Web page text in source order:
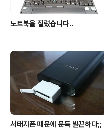
노트북을 질렀습니다..
서태지폰 때문에 문득 발끈하다;;